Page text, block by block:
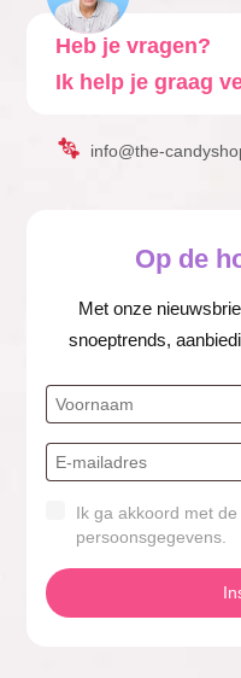
Heb je vragen?
Ik help je graag
info@the-
Op de
Met onze
snoeptrends,
Ik ga akkoord met
persoonsgegevens.